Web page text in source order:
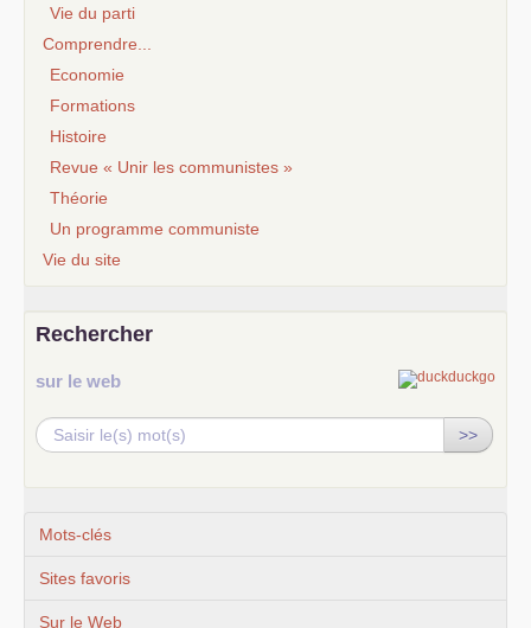
Vie du parti
Comprendre...
Economie
Formations
Histoire
Revue « Unir les communistes »
Théorie
Un programme communiste
Vie du site
Rechercher
sur le web
>>
Mots-clés
Sites favoris
Sur le Web